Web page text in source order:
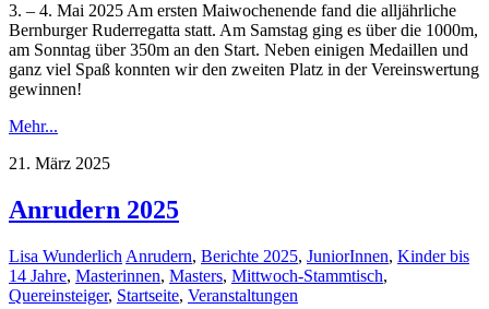
3. – 4. Mai 2025 Am ersten Maiwochenende fand die alljährliche
Bernburger Ruderregatta statt. Am Samstag ging es über die 1000m,
am Sonntag über 350m an den Start. Neben einigen Medaillen und
ganz viel Spaß konnten wir den zweiten Platz in der Vereinswertung
gewinnen!
Mehr...
21. März 2025
Anrudern 2025
Lisa Wunderlich Anrudern, Berichte 2025, JuniorInnen, Kinder bis
14 Jahre, Masterinnen, Masters, Mittwoch-Stammtisch,
Quereinsteiger, Startseite, Veranstaltungen